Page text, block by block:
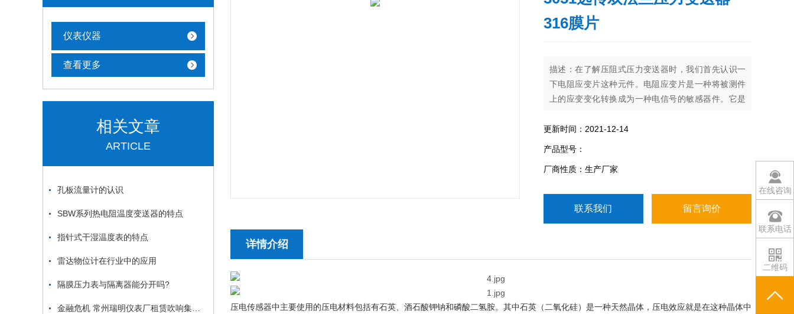
仪表仪器
查看更多
相关文章
ARTICLE
孔板流量计的认识
SBW系列热电阻温度变送器的特点
指针式干湿温度表的特点
雷达物位计在行业中的应用
隔膜压力表与隔离器能分开吗?
316膜片
描述：在了解压阻式压力变送器时，我们首先认识一
下电阻应变片这种元件。电阻应变片是一种将被测件
上的应变变化转换成为一种电信号的敏感器件。它是
应用最多的是金属电阻应变片和半导体应变片两种。
金属电阻应变片又有丝状应变片和金属箔状应变片两
产生力学应变基体上，当基体受力发生应力变化时，
更新时间：2021-12-14
产品型号：
厂商性质：生产厂家
联系我们 留言询价
详情介绍
压电传感器中主要使用的压电材料包括有石英、酒石酸钾钠和磷酸二氢胺。其中石英（二氧化硅）是一种天然晶体，压电效应就是在这种晶体中
在线咨询
联系电话
二维码